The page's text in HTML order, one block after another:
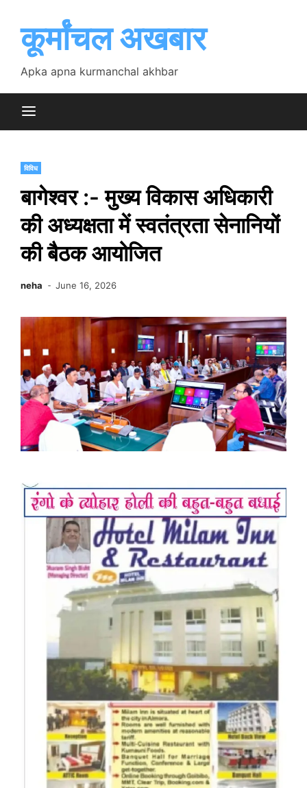
contentकूर्मांचल अखबार
Apka apna kurmanchal akhbar
विविध
बागेश्वर :- मुख्य विकास अधिकारी
की अध्यक्षता में स्वतंत्रता सेनानियों
की बैठक आयोजित
neha June 16, 2026